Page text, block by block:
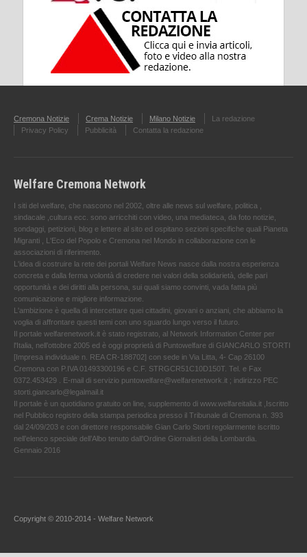
Cremona Notizie Crema Notizie Milano Notizie
La redazione
Privacy Policy
Pubblicità Contatta la redazione
Welfare Cremona Network
I siti del welfare, che nascono nel 2002, oltre alle news sul welfare, politica ,
sindacale ,cultura ecc. sono arricchiti con video, una mediateca, da foto notizie,
sondaggi, petizioni, blog e lettere al sito ed ospitano sezioni specifiche quali Pianeta
Migranti , L'Eco del Popolo e Cremona nel Mondo in collaborazione con le
associazioni di riferimento.
L'idea di costruire la rete dei portali Welfare News nasce dalla nostra esperienza
concreta e dalla ferma volontà di credere nei valori della solidarietà, delle pari
opportunità e dei diritti alla persona, sui quali siamo convinti, vada fatta più
comunicazione e migliore informazione.
L'ambizione è quella di intercettare quei cittadini, giovani o anziani, che abbiamo la
voglia di affrontare questi temi con uno sguardo lungo verso il futuro.
Il portale welfarenetwork.it è stato registrato, al Network Information Center per
l'Italia, nell’ottobre 2005 ed è oggi proprietà di Puntowelfare di GIANCARLO STORTI
[Impresa individuale n. REA CR-188702] con sede in Via Litta, 4- Cap 26100
Cremona con P.IVA 01493300196 e C.F. STRGCR51C10D150T. Tel. e Fax
0372.453429 . E-mail di servizio puntowelfare@welfarenetwork.it ; indirizzo PEC
storti.giancarlo@legalmail.it
Il portale è un quotidiano gratuito on line, supplemento di www.welfareitalia.it ,Iscritto
nel Pubblico registro della stampa periodica presso il Tribunale di Cremona n. 393
dal 24/09/203 e con direttore responsabile Gian Carlo Storti regolarmente iscritto
nell’elenco speciale dell’Albo tenuto dall’Ordine Giornalisti della Lombardia.
Gennaio 2016
Copyright © 2010-2014 - Welfare Network